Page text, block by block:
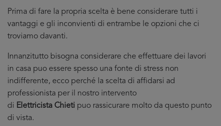
Prima di fare la propria scelta è bene considerare tutti i
vantaggi e gli inconvienti di entrambe le opzioni che ci
troviamo davanti.
Innanzitutto bisogna considerare che effettuare dei lavori
in casa puo essere spesso una fonte di stress non
indifferente, ecco perché la scelta di affidarsi ad
professionista per il nostro intervento
di Elettricista Chieti puo rassicurare molto da questo punto
di vista.